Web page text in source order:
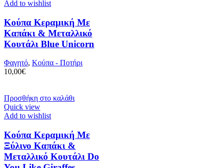
Add to wishlist
Κούπα Κεραμική Με
Καπάκι & Μεταλλικό
Κουτάλι Blue Unicorn
Φαγητό, Κούπα - Ποτήρι
10,00€
Προσθήκη στο καλάθι
Quick view
Add to wishlist
Κούπα Κεραμική Με
Ξύλινο Καπάκι &
Μεταλλικό Κουτάλι Do